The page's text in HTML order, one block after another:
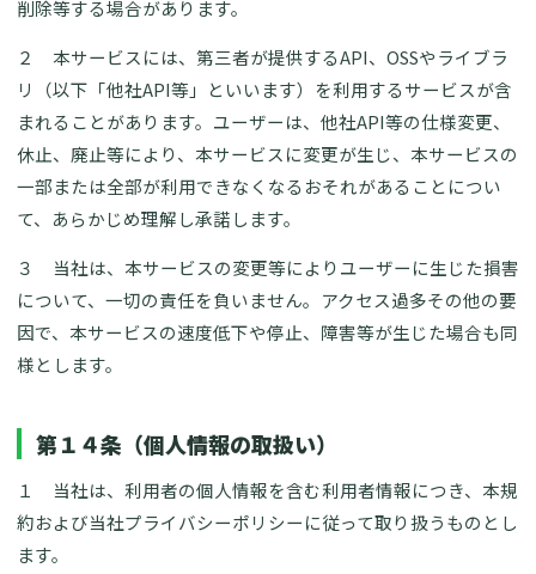
削除等する場合があります。
２ 本サービスには、第三者が提供するAPI、OSSやライブラ
リ（以下「他社API等」といいます）を利用するサービスが含
まれることがあります。ユーザーは、他社API等の仕様変更、
休止、廃止等により、本サービスに変更が生じ、本サービスの
一部または全部が利用できなくなるおそれがあることについ
て、あらかじめ理解し承諾します。
３ 当社は、本サービスの変更等によりユーザーに生じた損害
について、一切の責任を負いません。アクセス過多その他の要
因で、本サービスの速度低下や停止、障害等が生じた場合も同
様とします。
第１４条（個人情報の取扱い）
１ 当社は、利用者の個人情報を含む利用者情報につき、本規
約および当社プライバシーポリシーに従って取り扱うものとし
ます。